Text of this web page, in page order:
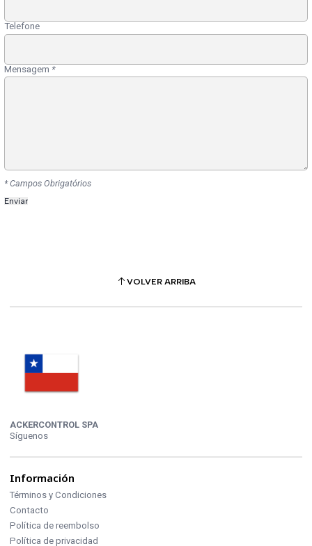
Telefone
Mensagem*
* Campos Obrigatórios
VOLVER ARRIBA
ACKERCONTROL SPA
Síguenos
Información
Términos y Condiciones
Contacto
Política de reembolso
Política de privacidad